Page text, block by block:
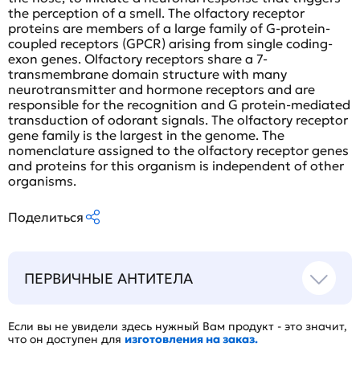
the perception of a smell. The olfactory receptor
proteins are members of a large family of G-protein-
coupled receptors (GPCR) arising from single coding-
exon genes. Olfactory receptors share a 7-
transmembrane domain structure with many
neurotransmitter and hormone receptors and are
responsible for the recognition and G protein-mediated
transduction of odorant signals. The olfactory receptor
gene family is the largest in the genome. The
nomenclature assigned to the olfactory receptor genes
and proteins for this organism is independent of other
organisms.
Поделиться
ПЕРВИЧНЫЕ АНТИТЕЛА
Если вы не увидели здесь нужный Вам продукт - это значит,
что он доступен для изготовления на заказ.